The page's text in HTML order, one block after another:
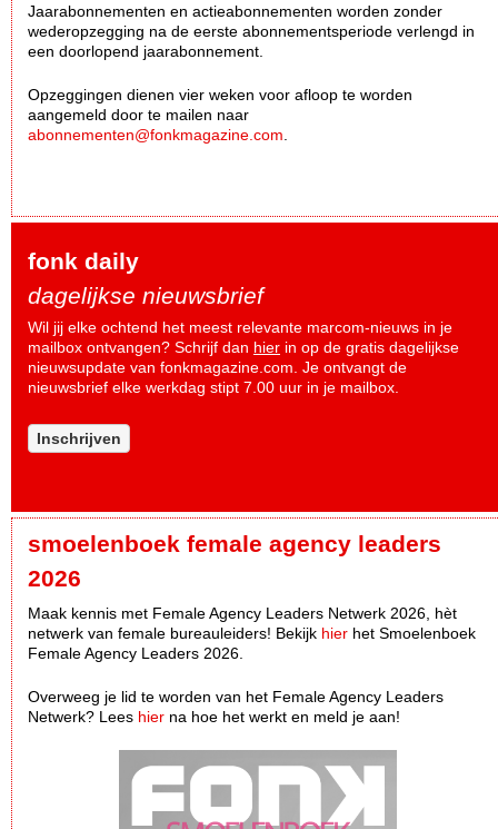
Jaarabonnementen en actieabonnementen worden zonder
wederopzegging na de eerste abonnementsperiode verlengd in
een doorlopend jaarabonnement.
Opzeggingen dienen vier weken voor afloop te worden
aangemeld door te mailen naar
abonnementen@fonkmagazine.com
fonk daily
dagelijkse nieuwsbrief
Wil jij elke ochtend het meest relevante marcom-nieuws in je
mailbox ontvangen? Schrijf dan hier in op de gratis dagelijkse
nieuwsupdate van fonkmagazine.com. Je ontvangt de
nieuwsbrief elke werkdag stipt 7.00 uur in je mailbox.
Inschrijven
smoelenboek female agency leaders
2026
Maak kennis met Female Agency Leaders Netwerk 2026, hèt
netwerk van female bureauleiders! Bekijk hier het Smoelenboek
Female Agency Leaders 2026.
Overweeg je lid te worden van het Female Agency Leaders
Netwerk? Lees hier na hoe het werkt en meld je aan!